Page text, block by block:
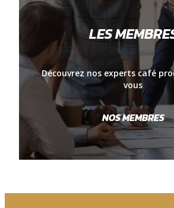
LES
Découvrez nos experts café
vous
NOS MEMBRES